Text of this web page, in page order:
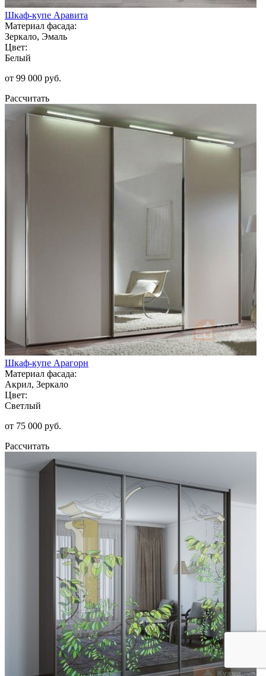
Шкаф-купе Аравита
Материал фасада:
Зеркало, Эмаль
Цвет:
Белый
от 99 000 руб.
Рассчитать
Шкаф-купе Арагорн
Материал фасада:
Акрил, Зеркало
Цвет:
Светлый
от 75 000 руб.
Рассчитать